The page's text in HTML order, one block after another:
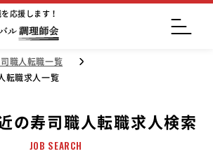
応援します！
職人転職一覧
転職求人一覧
の寿司職人転職求人検索
JOB SEARCH